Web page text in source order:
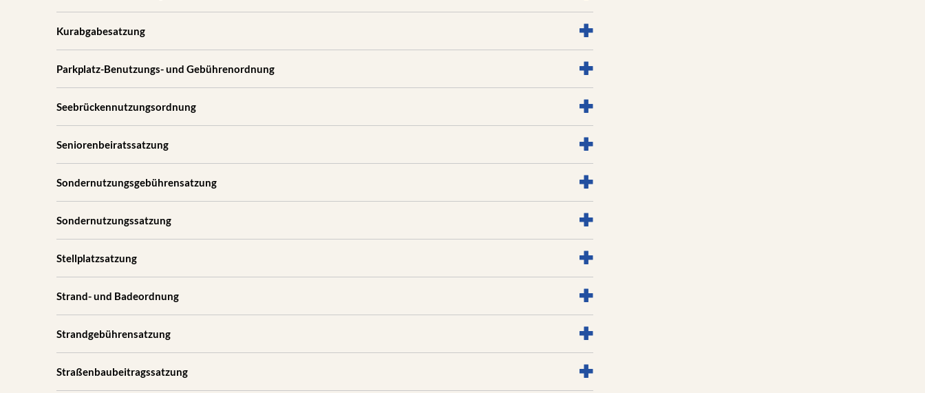
Kurabgabesatzung
Parkplatz-Benutzungs- und Gebührenordnung
Seebrückennutzungsordnung
Seniorenbeiratssatzung
Sondernutzungsgebührensatzung
Sondernutzungssatzung
Stellplatzsatzung
Strand- und Badeordnung
Strandgebührensatzung
Straßenbaubeitragssatzung